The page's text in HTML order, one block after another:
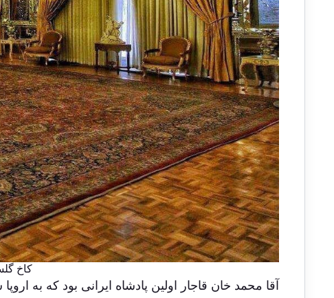
کاخ
آقا محمد خان قاجار اولین پادشاه ایرانی بود که به